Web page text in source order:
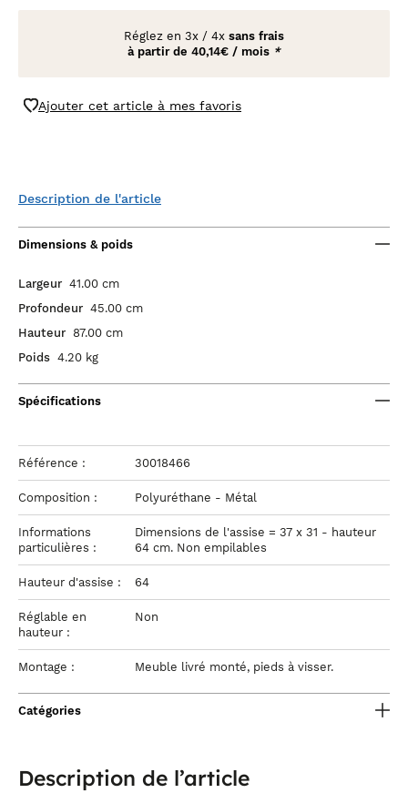
Réglez en 3x / 4x sans frais
à partir de 40,14€ / mois *
Ajouter cet article à mes favoris
Description de l'article
Dimensions & poids
Largeur 41.00 cm
Profondeur 45.00 cm
Hauteur 87.00 cm
Poids 4.20 kg
Spécifications
Référence : 30018466
Composition : Polyuréthane - Métal
Informations
particulières :
Dimensions de l'assise = 37 x 31 - hauteur
64 cm. Non empilables
Hauteur d'assise : 64
Réglable en
hauteur :
Non
Montage : Meuble livré monté, pieds à visser.
Catégories
Description de l’article